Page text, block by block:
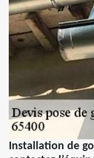
Installation de